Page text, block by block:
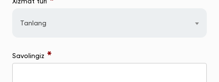
Xizmat turi *
Tanlang
Savolingiz *